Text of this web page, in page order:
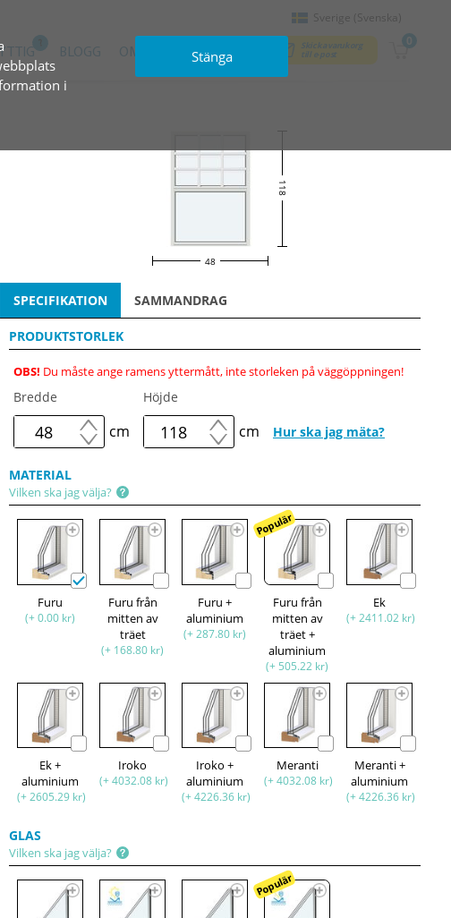
i
Stänga
Skicka varukorg
till e‑post
0
BLOGG OM OSS KONTAKT
Sverige (Svenska)
118
48
SPECIFIKATION SAMMANDRAG
PRODUKTSTORLEK
OBS! Du måste ange ramens yttermått, inte storleken på väggöppningen!
Bredde
cm
Höjde
cm Hur ska jag mäta?
MATERIAL
Vilken ska jag välja?
Furu
(+ 0.00 kr)
Furu från
mitten av
träet
(+ 168.80 kr)
Furu +
aluminium
(+ 287.80 kr)
Populär
Furu från
mitten av
träet +
aluminium
(+ 505.22 kr)
Ek
(+ 2411.02 kr)
Ek +
aluminium
(+ 2605.29 kr)
Iroko
(+ 4032.08 kr)
Iroko +
aluminium
(+ 4226.36 kr)
Meranti
(+ 4032.08 kr)
Meranti +
aluminium
(+ 4226.36 kr)
GLAS
Vilken ska jag välja?
Populär